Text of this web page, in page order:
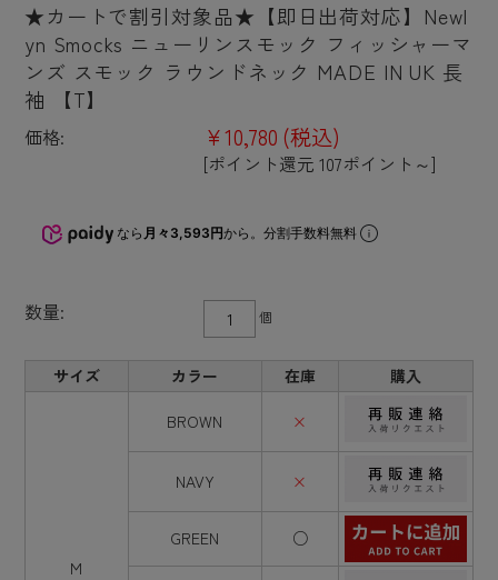
★カートで割引対象品★【即日出荷対応】Newl
yn Smocks ニューリンスモック フィッシャーマ
ンズ スモック ラウンドネック MADE IN UK 長
袖 【T】
価格: ¥10,780 (税込)
[ポイント還元 107ポイント～]
なら 月々3,593円から。分割手数料無料
数量: 個
サイズ カラー 在庫 購入
M
BROWN ×
NAVY ×
GREEN ○